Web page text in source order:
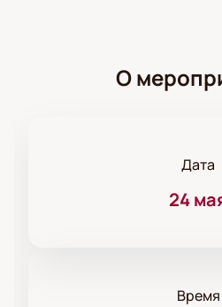
О
Дата
24
Время